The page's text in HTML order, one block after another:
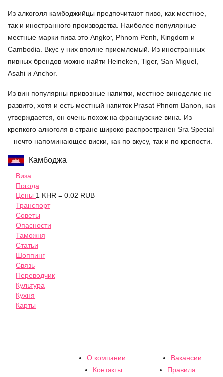
Из алкоголя камбоджийцы предпочитают пиво, как местное,
так и иностранного производства. Наиболее популярные
местные марки пива это Angkor, Phnom Penh, Kingdom и
Cambodia. Вкус у них вполне приемлемый. Из иностранных
пивных брендов можно найти Heineken, Tiger, San Miguel,
Asahi и Anchor.
Из вин популярны привозные напитки, местное виноделие не
развито, хотя и есть местный напиток Prasat Phnom Banon, как
утверждается, он очень похож на французские вина. Из
крепкого алкоголя в стране широко распространен Sra Special
– нечто напоминающее виски, как по вкусу, так и по крепости.
Камбоджа
Виза
Погода
Цены 1 KHR = 0.02 RUB
Транспорт
Советы
Опасности
Таможня
Статьи
Шоппинг
Связь
Переводчик
Культура
Кухня
Карты
О компании
Вакансии
Контакты
Правила